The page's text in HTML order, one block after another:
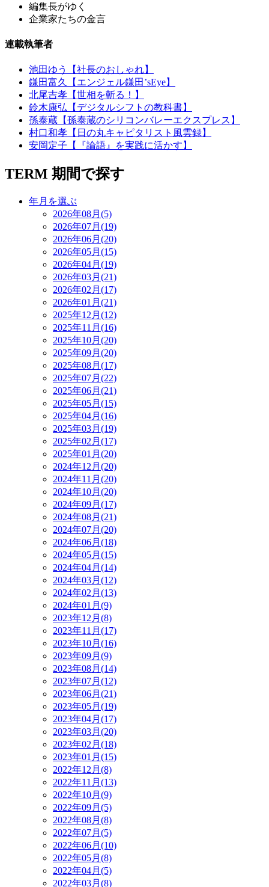
編集長がゆく
企業家たちの金言
連載執筆者
池田ゆう【社長のおしゃれ】
鎌田富久【エンジェル鎌田’sEye】
北尾吉孝【世相を斬る！】
鈴木康弘【デジタルシフトの教科書】
孫泰蔵【孫泰蔵のシリコンバレーエクスプレス】
村口和孝【日の丸キャピタリスト風雲録】
安岡定子【『論語』を実践に活かす】
TERM 期間で探す
年月を選ぶ
2026年08月(5)
2026年07月(19)
2026年06月(20)
2026年05月(15)
2026年04月(19)
2026年03月(21)
2026年02月(17)
2026年01月(21)
2025年12月(12)
2025年11月(16)
2025年10月(20)
2025年09月(20)
2025年08月(17)
2025年07月(22)
2025年06月(21)
2025年05月(15)
2025年04月(16)
2025年03月(19)
2025年02月(17)
2025年01月(20)
2024年12月(20)
2024年11月(20)
2024年10月(20)
2024年09月(17)
2024年08月(21)
2024年07月(20)
2024年06月(18)
2024年05月(15)
2024年04月(14)
2024年03月(12)
2024年02月(13)
2024年01月(9)
2023年12月(8)
2023年11月(17)
2023年10月(16)
2023年09月(9)
2023年08月(14)
2023年07月(12)
2023年06月(21)
2023年05月(19)
2023年04月(17)
2023年03月(20)
2023年02月(18)
2023年01月(15)
2022年12月(8)
2022年11月(13)
2022年10月(9)
2022年09月(5)
2022年08月(8)
2022年07月(5)
2022年06月(10)
2022年05月(8)
2022年04月(5)
2022年03月(8)